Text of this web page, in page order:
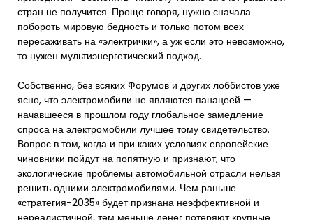
стран не получится. Проще говоря, нужно сначала
побороть мировую бедность и только потом всех
пересаживать на «электрички», а уж если это невозможно,
то нужен мультиэнергетический подход.
Собственно, без всяких Форумов и других лоббистов уже
ясно, что электромобили не являются панацеей —
начавшееся в прошлом году глобальное замедление
спроса на электромобили лучшее тому свидетельство.
Вопрос в том, когда и при каких условиях европейские
чиновники пойдут на попятную и признают, что
экологические проблемы автомобильной отрасли нельзя
решить одними электромобилями. Чем раньше
«стратегия-2035» будет признана неэффективной и
нереалистичной, тем меньше денег потеряют крупные